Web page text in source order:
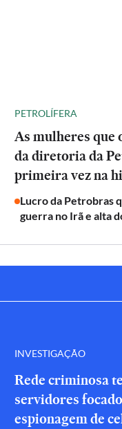
PETROLÍFERA
As mulheres que
da diretoria da
primeira vez na
Lucro da Petrobras
guerra no Irã e alta
INVESTIGAÇÃO
Rede criminosa
servidores
espionagem de